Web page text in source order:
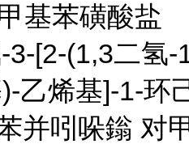
基苯磺酸盐
3-[2-(1,3二氢
乙烯基]-1-环
并吲哚鎓 对